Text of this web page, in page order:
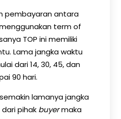
pembayaran antara
term of
TOP ini memiliki
Lama jangka waktu
dari 14, 30, 45, dan
90 hari.
lamanya jangka
pihak buyermaka